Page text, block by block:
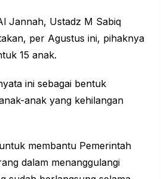
Jannah, Ustadz M Sabiq
per Agustus ini, pihaknya
15 anak.
ini sebagai bentuk
anak yang kehilangan
membantu Pemerintah
dalam menanggulangi